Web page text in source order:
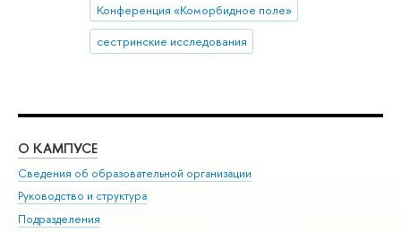
Конференция «Коморбидное поле»
сестринские исследования
О КАМПУСЕ
Сведения об образовательной организации
Руководство и структура
Подразделения